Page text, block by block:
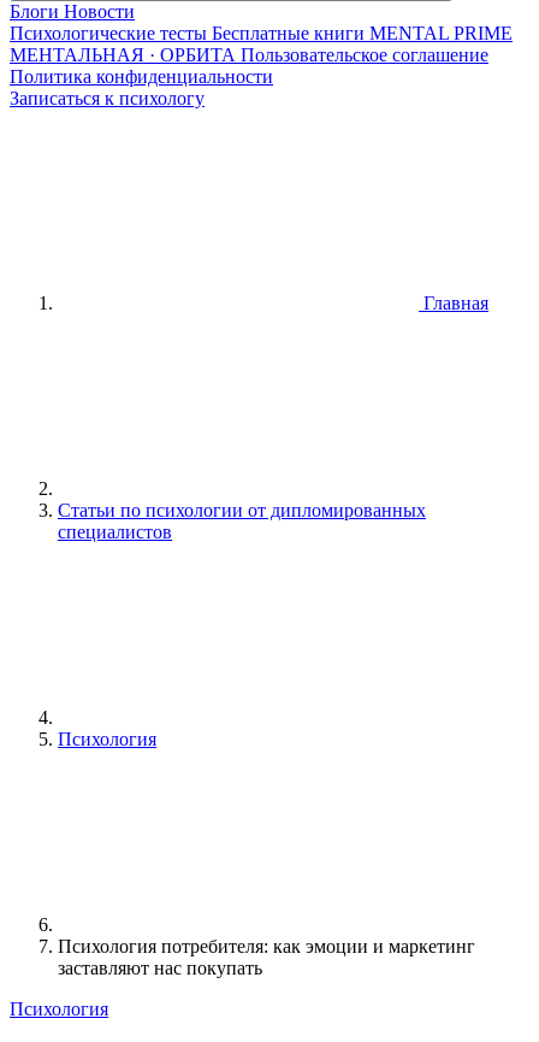
Блоги Новости
Психологические тесты Бесплатные книги MENTAL PRIME
МЕНТАЛЬНАЯ · ОРБИТА Пользовательское соглашение
Политика конфиденциальности
Записаться к психологу
Главная
Статьи по психологии от дипломированных
специалистов
Психология
Психология потребителя: как эмоции и маркетинг
заставляют нас покупать
Психология